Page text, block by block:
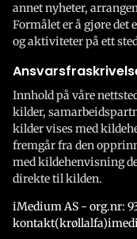
annet nyheter,
Formålet er å gjøre det
og aktiviteter på ett
Innhold på våre
kilder,
kilder vises med
fremgår fra den
med kildehenvisning
direkte til kilden.
iMedium AS - org.nr: